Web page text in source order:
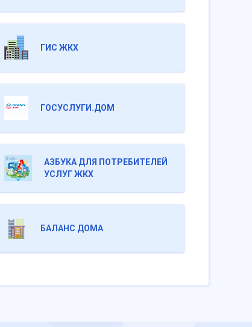
ГИС ЖКХ
ГОСУСЛУГИ.ДОМ
АЗБУКА ДЛЯ ПОТРЕБИТЕЛЕЙ
УСЛУГ ЖКХ
БАЛАНС ДОМА